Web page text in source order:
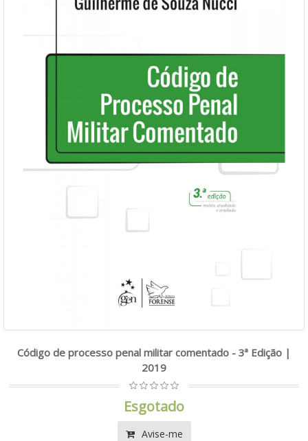
Código de processo penal militar comentado - 3ª Edição |
2019
Esgotado
Avise-me